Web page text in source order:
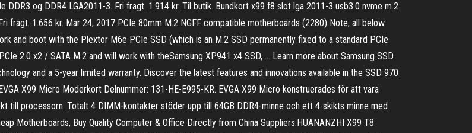
og DDR4 LGA2011-3. Fri fragt. 1.914 kr. Til butik. Bundkort x99 f8 slot lga 2011-3 usb3.0 nvme m.2
fragt. 1.656 kr. Mar 24, 2017 PCIe 80mm M.2 NGFF compatible motherboards (2280) Note, all below
and boot with the Plextor M6e PCIe SSD (which is an M.2 SSD permanently fixed to a standard PCIe
2.0 x2 / SATA M.2 and will work with theSamsung XP941 x4 SSD, … Learn more about Samsung SSD
and a 5-year limited warranty. Discover the latest features and innovations available in the SSD 970
X99 Micro Moderkort Delnummer: 131-HE-E995-KR. EVGA X99 Micro konstruerades för att vara
till processorn. Totalt 4 DIMM-kontakter stöder upp till 64GB DDR4-minne och ett 4-skikts minne med
Motherboards, Buy Quality Computer & Office Directly from China Suppliers:HUANANZHI X99 T8